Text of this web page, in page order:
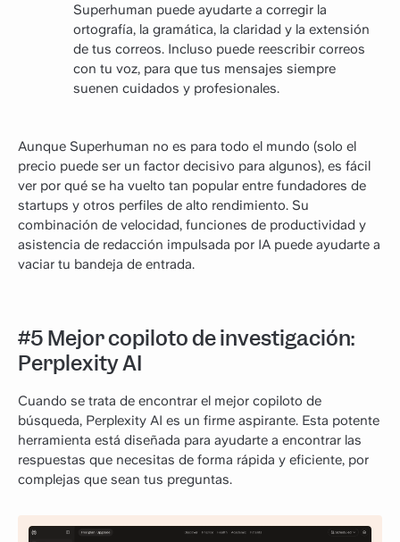
Superhuman puede ayudarte a corregir la
ortografía, la gramática, la claridad y la extensión
de tus correos. Incluso puede reescribir correos
con tu voz, para que tus mensajes siempre
suenen cuidados y profesionales.
Aunque Superhuman no es para todo el mundo (solo el
precio puede ser un factor decisivo para algunos), es fácil
ver por qué se ha vuelto tan popular entre fundadores de
startups y otros perfiles de alto rendimiento. Su
combinación de velocidad, funciones de productividad y
asistencia de redacción impulsada por IA puede ayudarte a
vaciar tu bandeja de entrada.
#5 Mejor copiloto de investigación:
Perplexity AI
Cuando se trata de encontrar el mejor copiloto de
búsqueda, Perplexity AI es un firme aspirante. Esta potente
herramienta está diseñada para ayudarte a encontrar las
respuestas que necesitas de forma rápida y eficiente, por
complejas que sean tus preguntas.